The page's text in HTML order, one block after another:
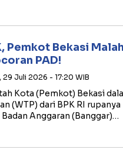
Pemkot Bekasi
PAD!
29 Juli 2026 - 17:20 WIB
Kota (Pemkot) Bekasi
(WTP) dari BPK RI
Anggaran (Banggar)…